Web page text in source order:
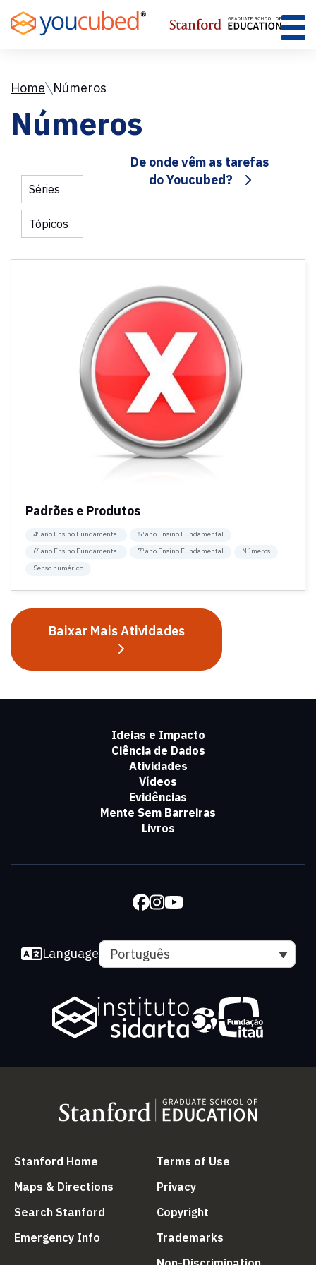
to
Content
Home Números
Números
De onde vêm as tarefas
do Youcubed?
Séries
Tópicos
Padrões e Produtos
4º ano Ensino Fundamental
5º ano Ensino Fundamental
6º ano Ensino Fundamental
7º ano Ensino Fundamental
Números
Senso numérico
Baixar Mais Atividades
Ideias e Impacto
Ciência de Dados
Atividades
Vídeos
Evidências
Mente Sem Barreiras
Livros
Language Português
Stanford Home (link is external)
Maps & Directions (link is external)
Search Stanford (link is external)
Emergency Info (link is external)
Terms of Use
Privacy(link is external)
Copyright
Trademarks